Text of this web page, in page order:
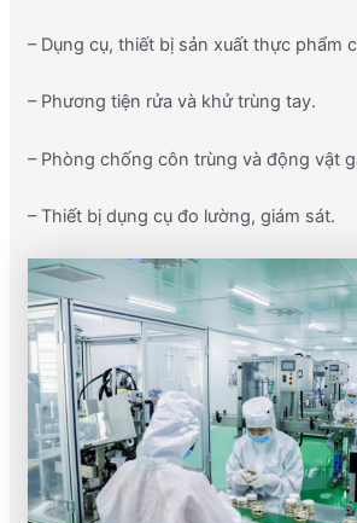
– Dụng cụ, thiết bị sản xuất thực phẩm
– Phương tiện rửa và khử trùng tay.
– Phòng chống côn trùng và động vật
– Thiết bị dụng cụ đo lường, giám sát.